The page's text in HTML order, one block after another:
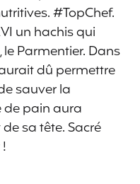
#TopChef.
un hachis qui
Parmentier. Dans
dû permettre
sauver la
de pain aura
sa tête. Sacré